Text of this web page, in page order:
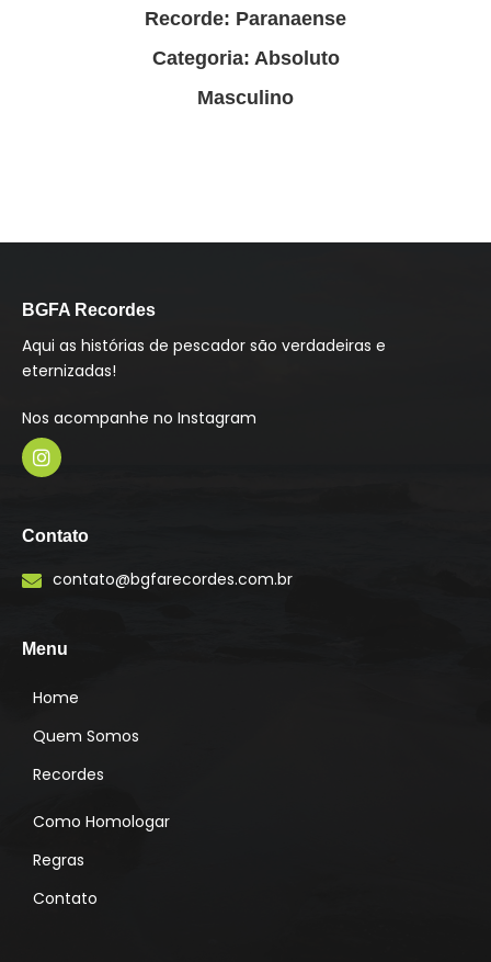
Recorde: Paranaense
Categoria: Absoluto
Masculino
BGFA Recordes
Aqui as histórias de pescador são verdadeiras e
eternizadas!
Nos acompanhe no Instagram
s
t
a
g
m
Contato
contato@bgfarecordes.com.br
Menu
Home
Quem Somos
Recordes
Como Homologar
Regras
Contato